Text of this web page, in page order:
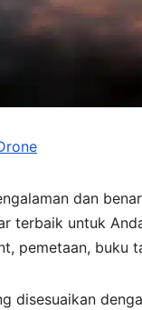
dan
terbaik untuk
pemetaan, buku
disesuaikan